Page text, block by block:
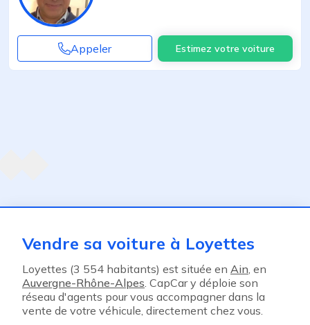
Appeler Estimez votre voiture
Vendre sa voiture à Loyettes
Loyettes (3 554 habitants) est située en Ain, en
Auvergne-Rhône-Alpes. CapCar y déploie son
réseau d'agents pour vous accompagner dans la
vente de votre véhicule, directement chez vous.